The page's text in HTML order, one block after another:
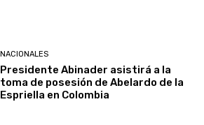
NACIONALES
Presidente Abinader asistirá a la
toma de posesión de Abelardo de la
Espriella en Colombia